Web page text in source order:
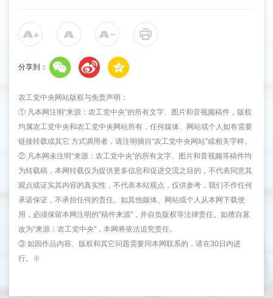
分享到：
农工党中央网站版权与免责声明：
① 凡本网注明“来源：农工党中央”的所有文字、图片和音视频稿件，版权
均属农工党中央和农工党中央网站所有，任何媒体、网站或个人如有需要
链接转载或其它 方式调用者，请注明摘自“农工党中央网站”或相关字样。
② 凡本网未注明“来源：农工党中央”的所有文字、图片和音视频等稿件均
为转载稿，本网转载仅为提供更多信息和促进交流之目的，不代表同意其
观点或证实其内容的真实性，不代表本站观点，仅供参考，我们不作任何
承诺保证，不承担任何的责任。如其他媒体、网站或个人从本网下载使
用，必须保留本网注明的"稿件来源"，并自负版权等法律责任。如擅自篡
改为"来源：农工党中央"，本网将依法追究责任。
③ 如因作品内容、版权和其它问题需要同本网联系的，请在30日内进
行。※